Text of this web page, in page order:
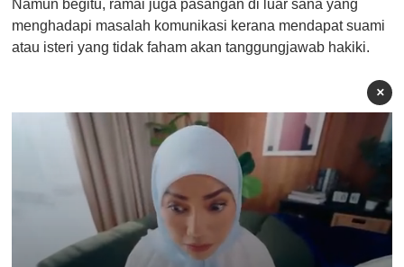
Namun begitu, ramai juga pasangan di luar sana yang
menghadapi masalah komunikasi kerana mendapat suami
atau isteri yang tidak faham akan tanggungjawab hakiki.
×